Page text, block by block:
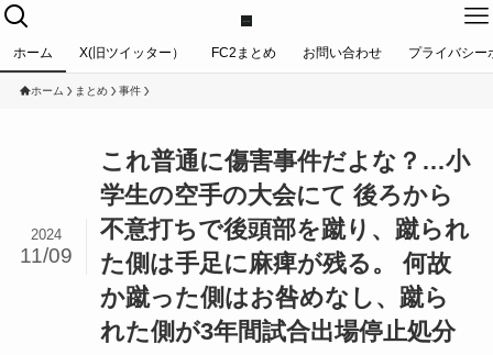
ホーム X(旧ツイッター） FC2まとめ お問い合わせ プライバシー
ホーム まとめ 事件
これ普通に傷害事件だよな？…小
学生の空手の大会にて 後ろから
不意打ちで後頭部を蹴り、蹴られ
た側は手足に麻痺が残る。 何故
か蹴った側はお咎めなし、蹴ら
れた側が3年間試合出場停止処分
2024
11/09